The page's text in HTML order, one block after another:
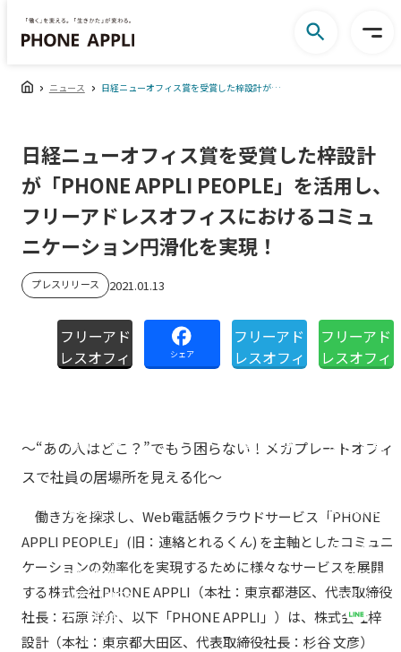
ニュース 日経ニューオフィス賞を受賞した梓設計が「PHONE APPLI PEOPLE」を活用し、フリーアドレスオフィスにおけるコミュニケーション円滑化を実現！
日経ニューオフィス賞を受賞した梓設計
が「PHONE APPLI PEOPLE」を活用し、
フリーアドレスオフィスにおけるコミュ
ニケーション円滑化を実現！
プレスリリース 2021.01.13
フリーアド
レスオフィ
滑化を実
現！&via=d
esigner_ki
ng&tw_p=
tweetbutt
on&related
=designer_
king" targe
t="_blan
k">
シェア
フリーアド
レスオフィ
滑化を実
k">
はてブ
フリーアド
レスオフィ
滑化を実
honeappli.
net/2021/0
1/2021011
3-press.ht
ml">
送る
～“あの人はどこ？”でもう困らない！メガプレートオフィ
スで社員の居場所を見える化～
働き方を探求し、Web電話帳クラウドサービス「PHONE
APPLI PEOPLE」(旧：連絡とれるくん) を主軸としたコミュニ
ケーションの効率化を実現するために様々なサービスを展開
する株式会社PHONE APPLI（本社：東京都港区、代表取締役
社長：石原 洋介、以下「PHONE APPLI」）は、株式会社梓
設計（本社：東京都大田区、代表取締役社長：杉谷 文彦）